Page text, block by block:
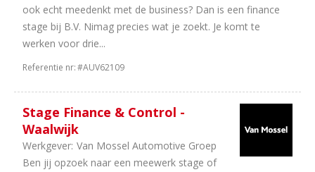
ook echt meedenkt met de business? Dan is een finance
stage bij B.V. Nimag precies wat je zoekt. Je komt te
werken voor drie...
Referentie nr:#AUV62109
Stage Finance & Control -
Waalwijk
Werkgever: Van Mossel Automotive Groep
Ben jij opzoek naar een meewerk stage of